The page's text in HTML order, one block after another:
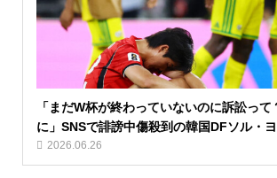
「まだW杯が終わっていないのに訴訟って
に」SNSで誹謗中傷殺到の韓国DFソル・
2026.06.26